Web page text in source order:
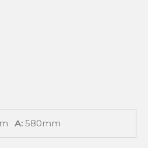
A: 580mm